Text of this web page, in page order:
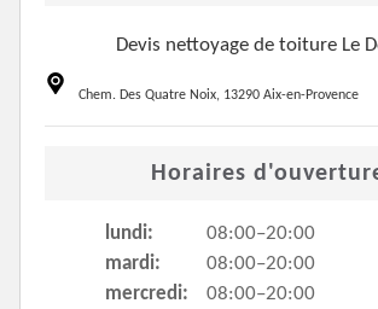
Devis nettoyage de toiture Le
Chem. Des Quatre Noix, 13290 Aix-en-Provence
Horaires
lundi:
08:00–20:00
mardi:
08:00–20:00
mercredi:
08:00–20:00